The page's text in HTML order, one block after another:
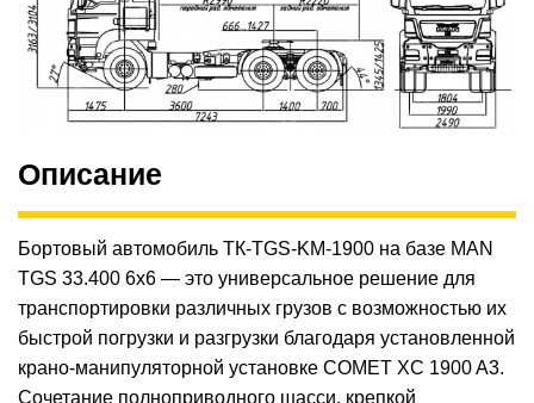
Описание
Бортовый автомобиль ТК-TGS-KM-1900 на базе MAN
TGS 33.400 6x6 — это универсальное решение для
транспортировки различных грузов с возможностью их
быстрой погрузки и разгрузки благодаря установленной
крано-манипуляторной установке COMET XC 1900 A3.
Сочетание полноприводного шасси, крепкой